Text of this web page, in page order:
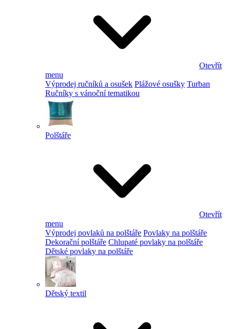
Otevřít
menu
Výprodej ručníků a osušek Plážové osušky Turban
Ručníky s vánoční tematikou
Polštáře
Otevřít
menu
Výprodej povlaků na polštáře Povlaky na polštáře
Dekorační polštáře Chlupaté povlaky na polštáře
Dětské povlaky na polštáře
Dětský textil